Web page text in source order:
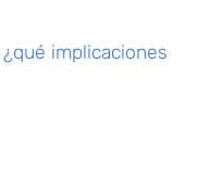
implicaciones